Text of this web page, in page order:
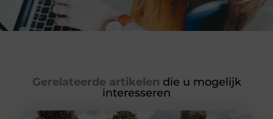
Gerelateerde artikelen die u mogelijk
interesseren